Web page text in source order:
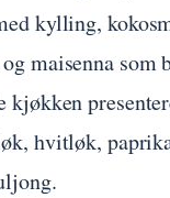
kylling,
og maisenna som
kjøkken
hvitløk,